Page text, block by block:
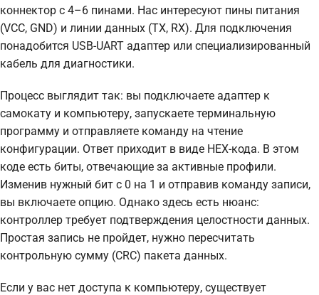
коннектор с 4–6 пинами. Нас интересуют пины питания
(VCC, GND) и линии данных (TX, RX). Для подключения
понадобится USB-UART адаптер или специализированный
кабель для диагностики.
Процесс выглядит так: вы подключаете адаптер к
самокату и компьютеру, запускаете терминальную
программу и отправляете команду на чтение
конфигурации. Ответ приходит в виде HEX-кода. В этом
коде есть биты, отвечающие за активные профили.
Изменив нужный бит с 0 на 1 и отправив команду записи,
вы включаете опцию. Однако здесь есть нюанс:
контроллер требует подтверждения целостности данных.
Простая запись не пройдет, нужно пересчитать
контрольную сумму (CRC) пакета данных.
Если у вас нет доступа к компьютеру, существует